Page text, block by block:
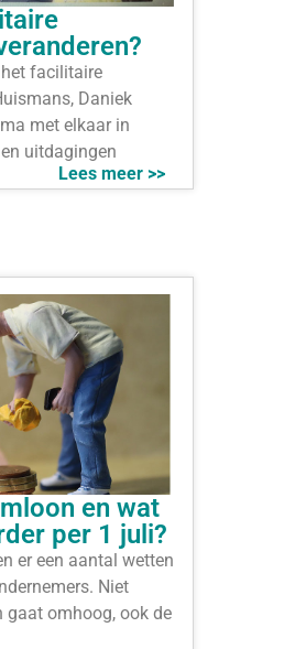
het facilitaire
Daniek
met elkaar in
uitdagingen
Lees meer >>
en wat
per 1 juli?
er een aantal wetten
Niet
omhoog, ook de